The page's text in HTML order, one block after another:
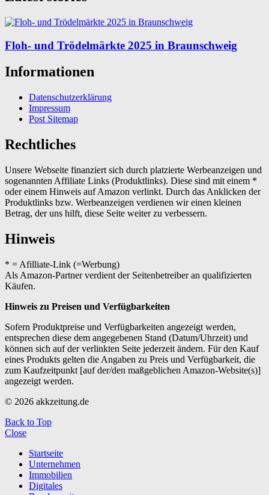
Floh- und Trödelmärkte 2025 in Braunschweig
Informationen
Datenschutzerklärung
Impressum
Post Sitemap
Rechtliches
Unsere Webseite finanziert sich durch platzierte Werbeanzeigen und
sogenannten Affiliate Links (Produktlinks). Diese sind mit einem *
oder einem Hinweis auf Amazon verlinkt. Durch das Anklicken der
Produktlinks bzw. Werbeanzeigen verdienen wir einen kleinen
Betrag, der uns hilft, diese Seite weiter zu verbessern.
Hinweis
* = Afilliate-Link (=Werbung)
Als Amazon-Partner verdient der Seitenbetreiber an qualifizierten
Käufen.
Hinweis zu Preisen und Verfügbarkeiten
Sofern Produktpreise und Verfügbarkeiten angezeigt werden,
entsprechen diese dem angegebenen Stand (Datum/Uhrzeit) und
können sich auf der verlinkten Seite jederzeit ändern. Für den Kauf
eines Produkts gelten die Angaben zu Preis und Verfügbarkeit, die
zum Kaufzeitpunkt [auf der/den maßgeblichen Amazon-Website(s)]
angezeigt werden.
© 2026 akkzeitung.de
Back to Top
Close
Startseite
Unternehmen
Immobilien
Digitales